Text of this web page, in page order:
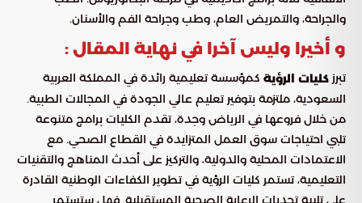
والجراحة، والتمريض العام، وطب وجراحة الفم والأسنان.
و أخيرا وليس آخرا في نهاية المقال :
تبرز كليات الرؤية كمؤسسة تعليمية رائدة في المملكة العربية
السعودية، ملتزمة بتوفير تعليم عالي الجودة في المجالات الطبية.
من خلال فروعها في الرياض وجدة، تقدم الكليات برامج متنوعة
تلبي احتياجات سوق العمل المتزايدة في القطاع الصحي. مع
الاعتمادات المحلية والدولية، والتركيز على أحدث المناهج والتقنيات
التعليمية، تستمر كليات الرؤية في تطوير الكفاءات الوطنية القادرة
على تلبية تحديات الرعاية الصحية المستقبلية. فهل ستستمر